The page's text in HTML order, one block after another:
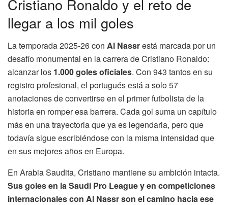
Cristiano Ronaldo y el reto de
llegar a los mil goles
La temporada 2025-26 con Al Nassrestá marcada por un
desafío monumental en la carrera de Cristiano Ronaldo:
alcanzar los 1.000 goles oficiales. Con 943 tantos en su
registro profesional, el portugués está a solo 57
anotaciones de convertirse en el primer futbolista de la
historia en romper esa barrera. Cada gol suma un capítulo
más en una trayectoria que ya es legendaria, pero que
todavía sigue escribiéndose con la misma intensidad que
en sus mejores años en Europa.
En Arabia Saudita, Cristiano mantiene su ambición intacta.
Sus goles en la Saudi Pro League y en competiciones
internacionales con Al Nassr son el camino hacia ese